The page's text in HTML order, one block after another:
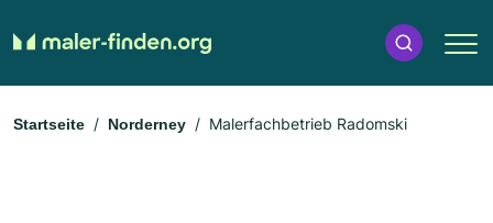
Startseite Norderney Malerfachbetrieb Radomski